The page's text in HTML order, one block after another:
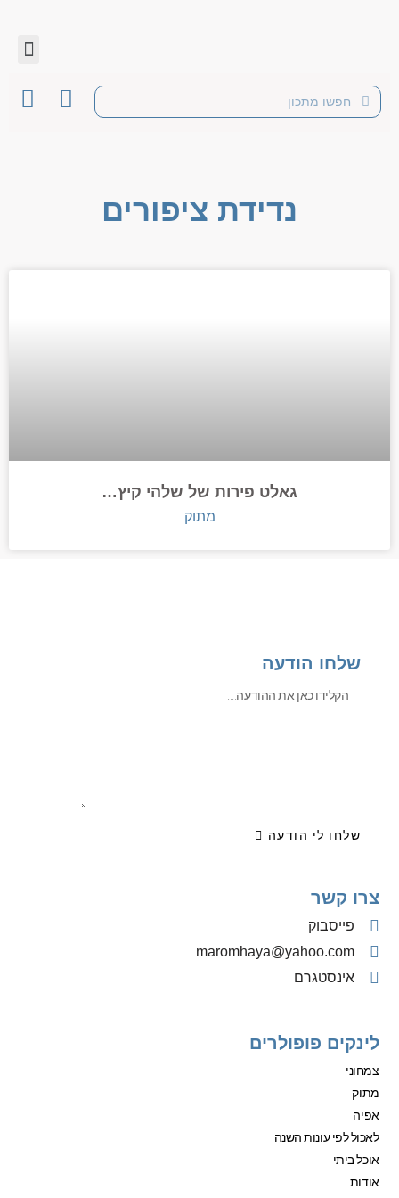
נדידת ציפורים
גאלט פירות של שלהי קיץ…
מתוק
שלחו הודעה
שלחו לי הודעה
צרו קשר
פייסבוק
‫maromhaya@yahoo.com
אינסטגרם
לינקים פופולרים
צמחוני
מתוק
אפיה
לאכול לפי עונות השנה
אוכל ביתי
אודות